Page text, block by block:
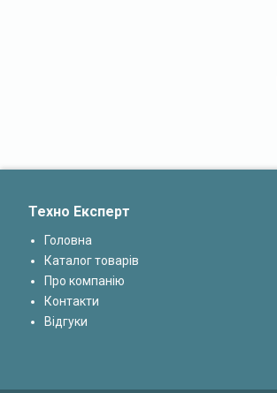
Техно Експерт
Головна
Каталог товарів
Про компанію
Контакти
Відгуки